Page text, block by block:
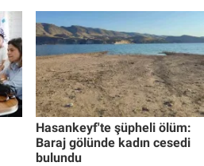
Hasankeyf'te şüpheli ölüm:
Baraj gölünde kadın cesedi
bulundu